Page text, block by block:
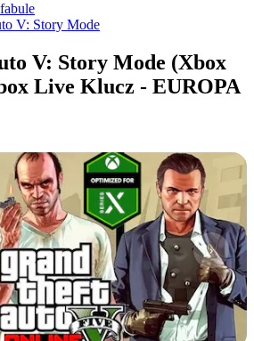
V: Story Mode
V: Story Mode (Xbox
Live Klucz - EUROPA